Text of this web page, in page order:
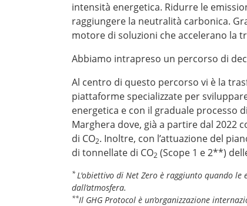
intensità energetica. Ridurre le
raggiungere la neutralità carbonica.
motore di soluzioni che accelerano la
Abbiamo intrapreso un percorso di
Al centro di questo percorso vi è la
piattaforme specializzate per
energetica e con il graduale processo
Marghera dove, già a partire dal 2022
di CO2. Inoltre, con l’attuazione del
di tonnellate di CO2 (Scope 1 e 2**)
*L'obiettivo di Net Zero è raggiunto quando
dall’atmosfera.
**Il GHG Protocol è un’organizzazione